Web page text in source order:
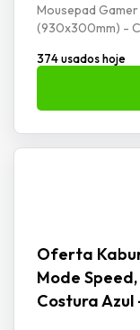
Mousepad
(930x300mm) -
374 usados hoje
Oferta
Mode
Costura